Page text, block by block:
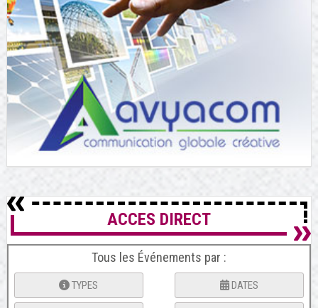
ACCES DIRECT
Tous les Événements par :
TYPES DATES